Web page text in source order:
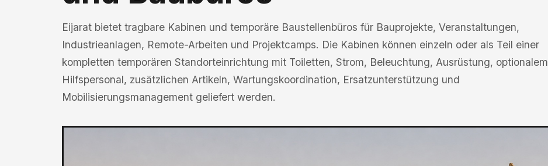
Eijarat bietet tragbare Kabinen und temporäre Baustellenbüros für Bauprojekte, Veranstaltungen,
Industrieanlagen, Remote-Arbeiten und Projektcamps. Die Kabinen können einzeln oder als Teil einer
kompletten temporären Standorteinrichtung mit Toiletten, Strom, Beleuchtung, Ausrüstung, optionalem
Hilfspersonal, zusätzlichen Artikeln, Wartungskoordination, Ersatzunterstützung und
Mobilisierungsmanagement geliefert werden.